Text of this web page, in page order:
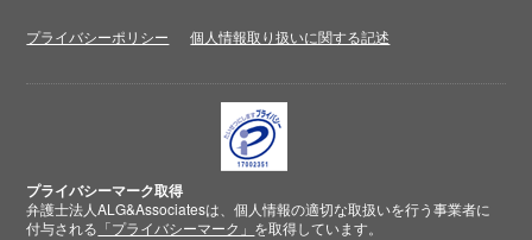
プライバシーポリシー 個人情報取り扱いに関する記述
プライバシーマーク取得
弁護士法人ALG&Associatesは、個人情報の適切な取扱いを行う事業者に
付与される 「プライバシーマーク」 を取得しています。